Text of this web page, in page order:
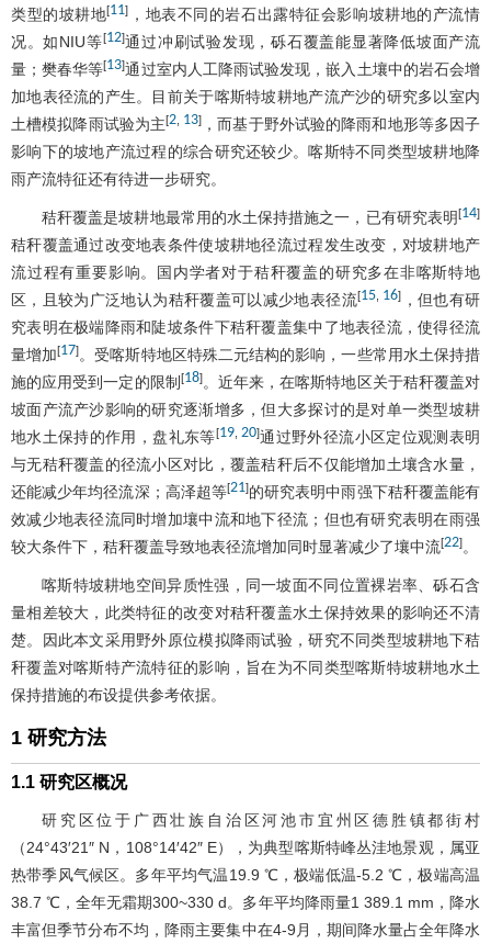
类型的坡耕地[11] ，地表不同的岩石出露特征会影响坡耕地的产流情
况。如NIU等[12]通过冲刷试验发现，砾石覆盖能显著降低坡面产流
量；樊春华等[13]通过室内人工降雨试验发现，嵌入土壤中的岩石会增
加地表径流的产生。目前关于喀斯特坡耕地产流产沙的研究多以室内
土槽模拟降雨试验为主[2 13] ，而基于野外试验的降雨和地形等多因子
影响下的坡地产流过程的综合研究还较少。喀斯特不同类型坡耕地降
雨产流特征还有待进一步研究。
秸秆覆盖是坡耕地最常用的水土保持措施之一，已有研究表明[14]
秸秆覆盖通过改变地表条件使坡耕地径流过程发生改变，对坡耕地产
流过程有重要影响。国内学者对于秸秆覆盖的研究多在非喀斯特地
区，且较为广泛地认为秸秆覆盖可以减少地表径流[15, 16] ，但也有研
究表明在极端降雨和陡坡条件下秸秆覆盖集中了地表径流，使得径流
量增加[17]。受喀斯特地区特殊二元结构的影响，一些常用水土保持措
施的应用受到一定的限制 [18]。近年来，在喀斯特地区关于秸秆覆盖对
坡面产流产沙影响的研究逐渐增多，但大多探讨的是对单一类型坡耕
地水土保持的作用，盘礼东等[19, 20]通过野外径流小区定位观测表明
与无秸秆覆盖的径流小区对比，覆盖秸秆后不仅能增加土壤含水量，
还能减少年均径流深；高泽超等[21]的研究表明中雨强下秸秆覆盖能有
效减少地表径流同时增加壤中流和地下径流；但也有研究表明在雨强
较大条件下，秸秆覆盖导致地表径流增加同时显著减少了壤中流[22]。
喀斯特坡耕地空间异质性强，同一坡面不同位置裸岩率、砾石含
量相差较大，此类特征的改变对秸秆覆盖水土保持效果的影响还不清
楚。因此本文采用野外原位模拟降雨试验，研究不同类型坡耕地下秸
秆覆盖对喀斯特产流特征的影响，旨在为不同类型喀斯特坡耕地水土
保持措施的布设提供参考依据。
1 研究方法
1.1 研究区概况
研究区位于广西壮族自治区河池市宜州区德胜镇都街村
（24°43′21″ N，108°14′42″ E），为典型喀斯特峰丛洼地景观，属亚
热带季风气候区。多年平均气温19.9 ℃，极端低温-5.2 ℃，极端高温
38.7 ℃，全年无霜期300~330 d。多年平均降雨量1 389.1 mm，降水
丰富但季节分布不均，降雨主要集中在4-9月，期间降水量占全年降水